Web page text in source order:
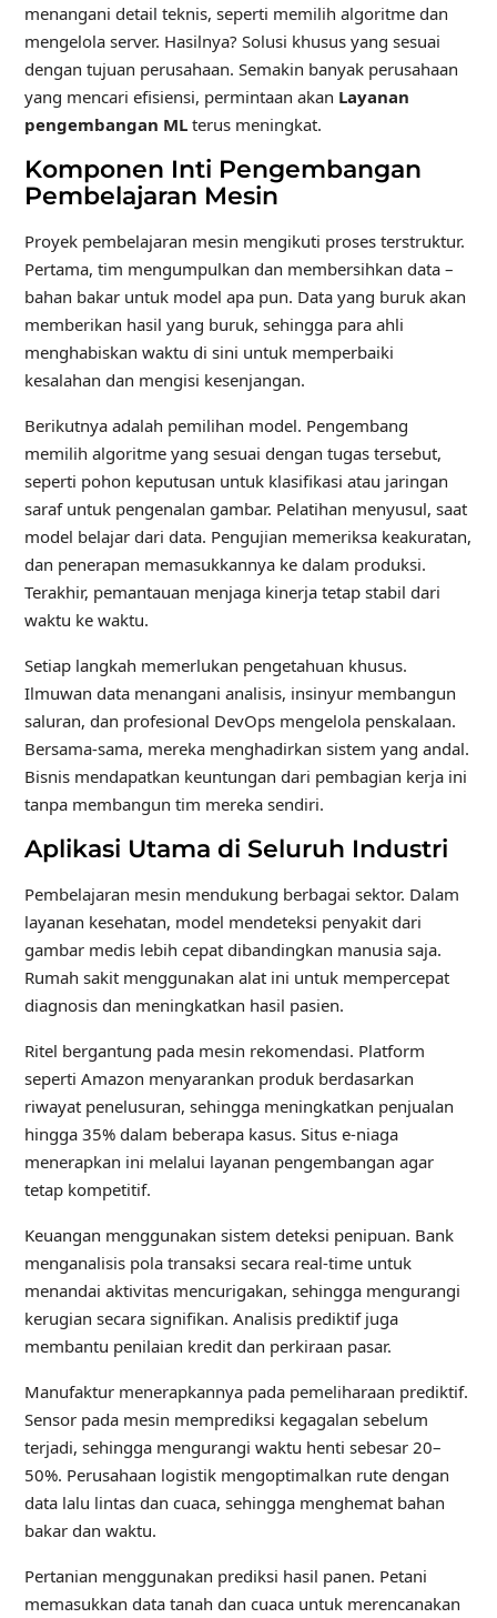
menangani detail teknis, seperti memilih algoritme dan
mengelola server. Hasilnya? Solusi khusus yang sesuai
dengan tujuan perusahaan. Semakin banyak perusahaan
yang mencari efisiensi, permintaan akan Layanan
pengembangan MLterus meningkat.
Komponen Inti Pengembangan
Pembelajaran Mesin
Proyek pembelajaran mesin mengikuti proses terstruktur.
Pertama, tim mengumpulkan dan membersihkan data –
bahan bakar untuk model apa pun. Data yang buruk akan
memberikan hasil yang buruk, sehingga para ahli
menghabiskan waktu di sini untuk memperbaiki
kesalahan dan mengisi kesenjangan.
Berikutnya adalah pemilihan model. Pengembang
memilih algoritme yang sesuai dengan tugas tersebut,
seperti pohon keputusan untuk klasifikasi atau jaringan
saraf untuk pengenalan gambar. Pelatihan menyusul, saat
model belajar dari data. Pengujian memeriksa keakuratan,
dan penerapan memasukkannya ke dalam produksi.
Terakhir, pemantauan menjaga kinerja tetap stabil dari
waktu ke waktu.
Setiap langkah memerlukan pengetahuan khusus.
Ilmuwan data menangani analisis, insinyur membangun
saluran, dan profesional DevOps mengelola penskalaan.
Bersama-sama, mereka menghadirkan sistem yang andal.
Bisnis mendapatkan keuntungan dari pembagian kerja ini
tanpa membangun tim mereka sendiri.
Aplikasi Utama di Seluruh Industri
Pembelajaran mesin mendukung berbagai sektor. Dalam
layanan kesehatan, model mendeteksi penyakit dari
gambar medis lebih cepat dibandingkan manusia saja.
Rumah sakit menggunakan alat ini untuk mempercepat
diagnosis dan meningkatkan hasil pasien.
Ritel bergantung pada mesin rekomendasi. Platform
seperti Amazon menyarankan produk berdasarkan
riwayat penelusuran, sehingga meningkatkan penjualan
hingga 35% dalam beberapa kasus. Situs e-niaga
menerapkan ini melalui layanan pengembangan agar
tetap kompetitif.
Keuangan menggunakan sistem deteksi penipuan. Bank
menganalisis pola transaksi secara real-time untuk
menandai aktivitas mencurigakan, sehingga mengurangi
kerugian secara signifikan. Analisis prediktif juga
membantu penilaian kredit dan perkiraan pasar.
Manufaktur menerapkannya pada pemeliharaan prediktif.
Sensor pada mesin memprediksi kegagalan sebelum
terjadi, sehingga mengurangi waktu henti sebesar 20–
50%. Perusahaan logistik mengoptimalkan rute dengan
data lalu lintas dan cuaca, sehingga menghemat bahan
bakar dan waktu.
Pertanian menggunakan prediksi hasil panen. Petani
memasukkan data tanah dan cuaca untuk merencanakan